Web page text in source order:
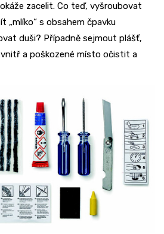
zacelit. Co teď, vyšroubovat
„mlíko“ s obsahem čpavku
duši? Případně sejmout plášť,
a poškozené místo očistit a